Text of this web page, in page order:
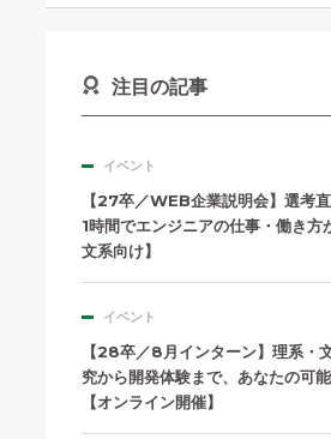
注目の記事
イベント
【27卒／WEB企業説明会】選考
1時間でエンジニアの仕事・働き方
文系向け】
イベント
【28卒／8月インターン】理系・
究から開発体験まで、あなたの可
【オンライン開催】